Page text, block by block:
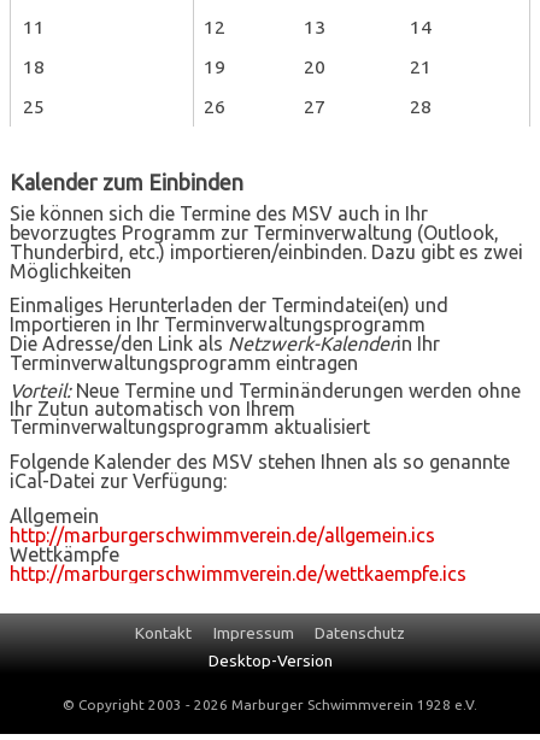
12
13 14
19
20 21
26
27 28
11
18
25
Kalender zum Einbinden
Sie können sich die Termine des MSV auch in Ihr
bevorzugtes Programm zur Terminverwaltung (Outlook,
Thunderbird, etc.) importieren/einbinden. Dazu gibt es zwei
Möglichkeiten
Einmaliges Herunterladen der Termindatei(en) und
Importieren in Ihr Terminverwaltungsprogramm
Die Adresse/den Link als Netzwerk-Kalenderin Ihr
Terminverwaltungsprogramm eintragen
Vorteil:Neue Termine und Terminänderungen werden ohne
Ihr Zutun automatisch von Ihrem
Terminverwaltungsprogramm aktualisiert
Folgende Kalender des MSV stehen Ihnen als so genannte
iCal-Datei zur Verfügung:
Allgemein
http://marburgerschwimmverein.de/allgemein.ics
Wettkämpfe
http://marburgerschwimmverein.de/wettkaempfe.ics
Navigation
überspringen
Kontakt Impressum Datenschutz
Desktop-Version
© Copyright 2003 - 2026 Marburger Schwimmverein 1928 e.V.